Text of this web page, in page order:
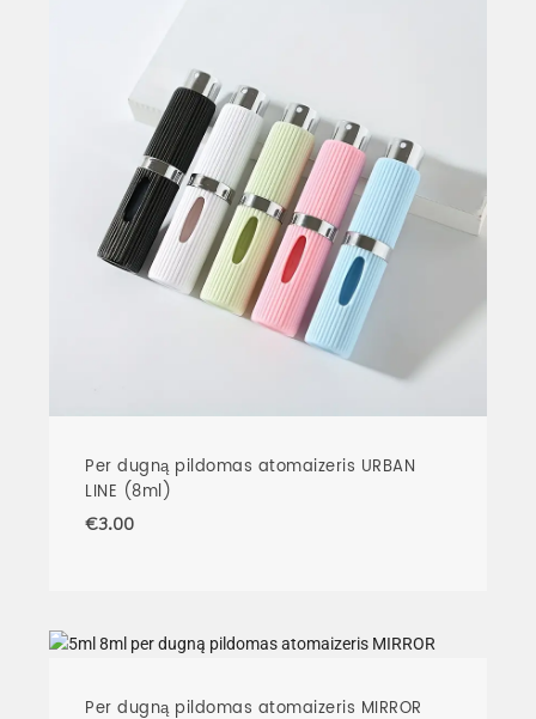
Per dugną pildomas atomaizeris URBAN
LINE (8ml)
€3.00
Per dugną pildomas atomaizeris MIRROR